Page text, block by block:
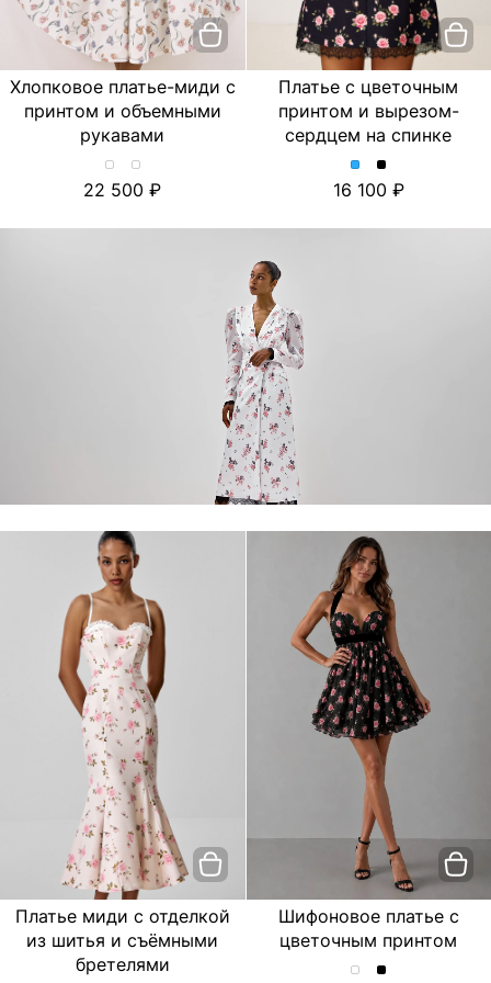
Хлопковое платье-миди с
принтом и объемными
рукавами
Хлопковое
платье-
с
Хлопковое
платье-
с
22 500
Платье с цветочным
принтом и вырезом-
сердцем на спинке
Платье
с
принтом
Платье
с
принтом
16 100
Платье миди с отделкой
из шитья и съёмными
бретелями
Шифоновое платье с
цветочным принтом
Шифоновое
Шифоновое